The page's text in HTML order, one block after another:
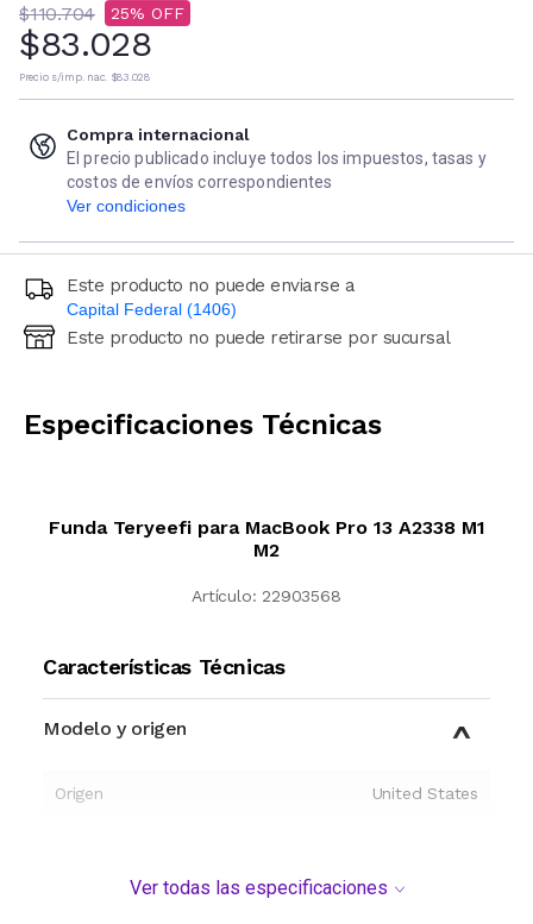
$110.704 25
$83.028
Precio s/imp. nac. $83.028
Compra internacional
El precio publicado incluye todos los impuestos, tasas y
costos de envíos correspondientes
Ver condiciones
Este producto no puede enviarse a
Capital Federal (1406)
Ingresá código postal (sólo números)
Este producto no puede retirarse por sucursal
Especificaciones Técnicas
Funda Teryeefi para MacBook Pro 13 A2338 M1
M2
Artículo: 22903568
Características Técnicas
Modelo y origen
Origen United States
Ver todas las especificaciones